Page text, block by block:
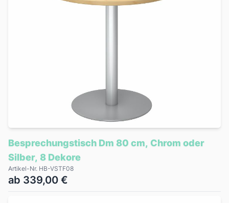
Besprechungstisch Dm 80 cm, Chrom oder
Silber, 8 Dekore
Artikel-Nr. HB-VSTF08
ab 339,00 €